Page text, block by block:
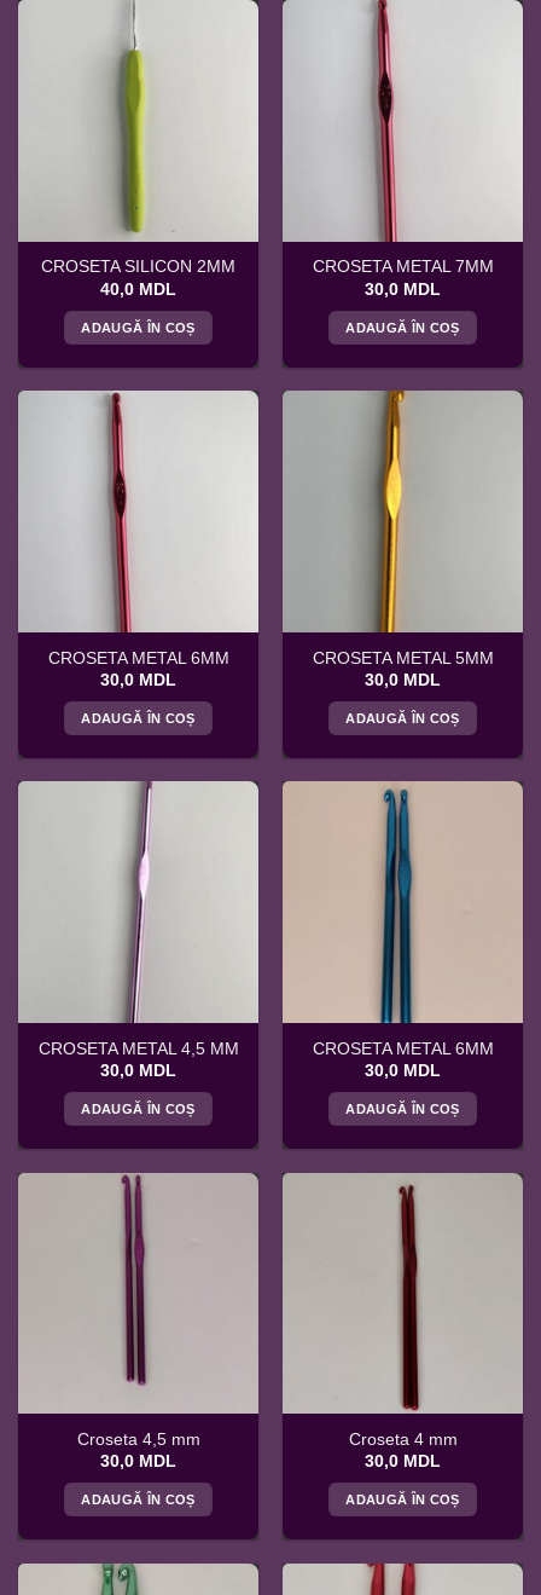
CROSETA SILICON 2MM
40,0 MDL
ADAUGĂ ÎN COȘ
CROSETA METAL 7MM
30,0 MDL
ADAUGĂ ÎN COȘ
CROSETA METAL 6MM
30,0 MDL
ADAUGĂ ÎN COȘ
CROSETA METAL 5MM
30,0 MDL
ADAUGĂ ÎN COȘ
CROSETA METAL 4,5 MM
30,0 MDL
ADAUGĂ ÎN COȘ
CROSETA METAL 6MM
30,0 MDL
ADAUGĂ ÎN COȘ
Croseta 4,5 mm
30,0 MDL
ADAUGĂ ÎN COȘ
Croseta 4 mm
30,0 MDL
ADAUGĂ ÎN COȘ